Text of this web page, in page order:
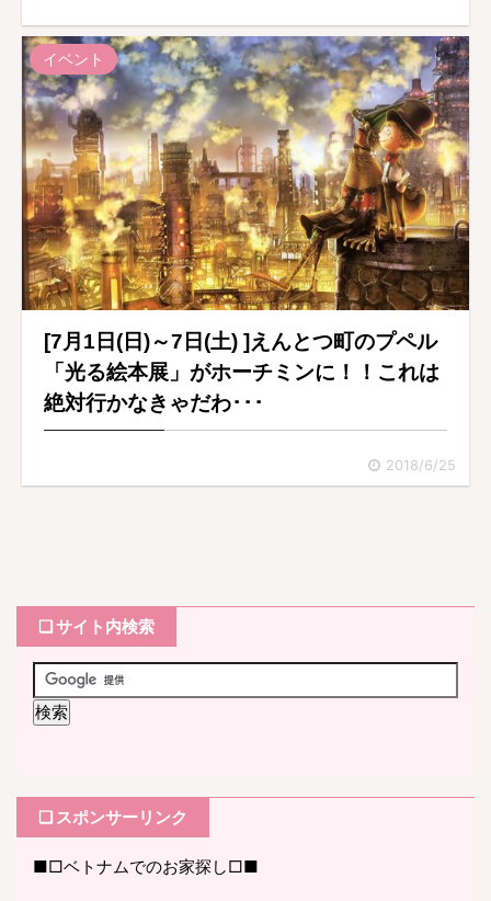
イベント
[7月1日(日)～7日(土) ]えんとつ町のプペル
「光る絵本展」がホーチミンに！！これは
絶対行かなきゃだわ･･･
2018/6/25
❏ サイト内検索
❏ スポンサーリンク
■□ベトナムでのお家探し□■